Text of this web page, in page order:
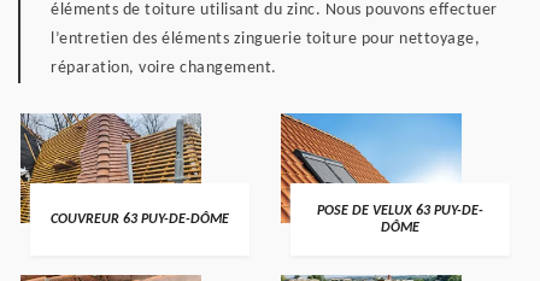
éléments de toiture utilisant du zinc. Nous pouvons effectuer
l’entretien des éléments zinguerie toiture pour nettoyage,
réparation, voire changement.
COUVREUR 63 PUY-DE-DÔME
POSE DE VELUX 63 PUY-DE-
DÔME